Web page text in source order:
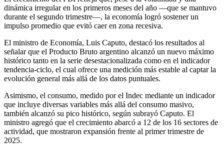
dinámica irregular en los primeros meses del año —que se mantuvo
durante el segundo trimestre—, la economía logró sostener un
impulso promedio que evitó caer en zona recesiva.
El ministro de Economía, Luis Caputo, destacó los resultados al
señalar que el Producto Bruto argentino alcanzó un nuevo máximo
histórico tanto en la serie desestacionalizada como en el indicador
tendencia-ciclo, el cual ofrece una medición más estable al captar la
evolución general más allá de los datos puntuales.
Asimismo, el consumo, medido por el Indec mediante un indicador
que incluye diversas variables más allá del consumo masivo,
también alcanzó su pico histórico, según subrayó Caputo. El
ministro agregó que el crecimiento abarcó a 12 de los 16 sectores de
actividad, que mostraron expansión frente al primer trimestre de
2025.